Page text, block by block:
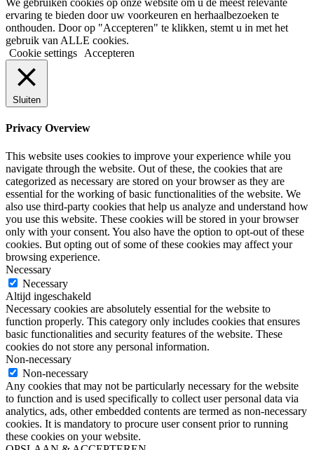
We gebruiken cookies op onze website om u de meest relevante
ervaring te bieden door uw voorkeuren en herhaalbezoeken te
onthouden. Door op "Accepteren" te klikken, stemt u in met het
gebruik van ALLE cookies.
Cookie settings
Accepteren
Sluiten
Privacy Overview
This website uses cookies to improve your experience while you
navigate through the website. Out of these, the cookies that are
categorized as necessary are stored on your browser as they are
essential for the working of basic functionalities of the website. We
also use third-party cookies that help us analyze and understand how
you use this website. These cookies will be stored in your browser
only with your consent. You also have the option to opt-out of these
cookies. But opting out of some of these cookies may affect your
browsing experience.
Necessary
Necessary
Altijd ingeschakeld
Necessary cookies are absolutely essential for the website to
function properly. This category only includes cookies that ensures
basic functionalities and security features of the website. These
cookies do not store any personal information.
Non-necessary
Non-necessary
Any cookies that may not be particularly necessary for the website
to function and is used specifically to collect user personal data via
analytics, ads, other embedded contents are termed as non-necessary
cookies. It is mandatory to procure user consent prior to running
these cookies on your website.